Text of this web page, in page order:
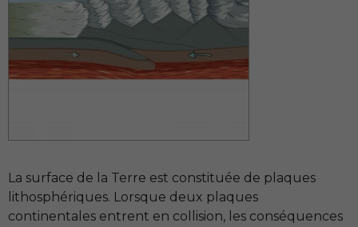
La surface de la Terre est constituée de plaques
lithosphériques. Lorsque deux plaques
continentales entrent en collision, les conséquences